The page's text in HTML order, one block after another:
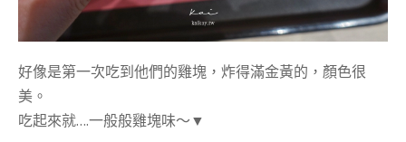
好像是第一次吃到他們的雞塊，炸得滿金黃的，顏色很
美。
吃起來就….一般般雞塊味～▼